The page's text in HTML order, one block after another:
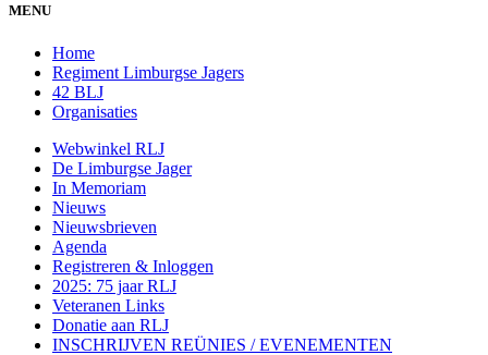
MENU
Home
Regiment Limburgse Jagers
42 BLJ
Organisaties
Webwinkel RLJ
De Limburgse Jager
In Memoriam
Nieuws
Nieuwsbrieven
Agenda
Registreren & Inloggen
2025: 75 jaar RLJ
Veteranen Links
Donatie aan RLJ
INSCHRIJVEN REÜNIES / EVENEMENTEN